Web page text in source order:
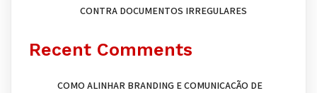
CONTRA DOCUMENTOS IRREGULARES
Recent Comments
COMO ALINHAR BRANDING E COMUNICAÇÃO DE